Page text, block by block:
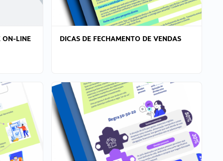
ON-LINE DICAS DE FECHAMENTO DE VENDAS